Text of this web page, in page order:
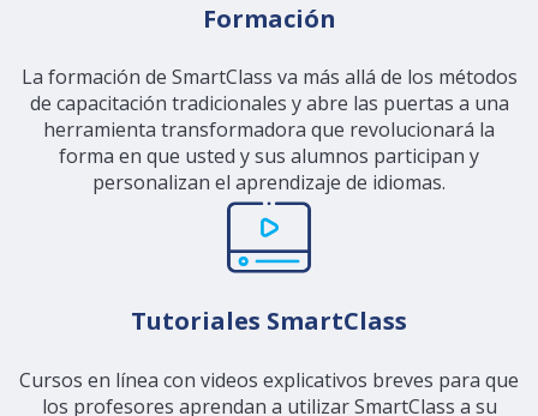
Formación
La formación de SmartClass va más allá de los métodos
de capacitación tradicionales y abre las puertas a una
herramienta transformadora que revolucionará la
forma en que usted y sus alumnos participan y
personalizan el aprendizaje de idiomas.
Tutoriales SmartClass
Cursos en línea con videos explicativos breves para que
los profesores aprendan a utilizar SmartClass a su